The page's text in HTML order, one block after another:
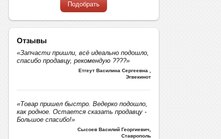
Подобрать
Отзывы
«Запчасти пришли, всё идеально подошло,
спасибо продавцу, рекомендую ????»
Етгеут Василина Сергеевна
Эгвекинот
«Товар пришел быстро. Ведерко подошло,
как родное. Остается сказать продавцу -
Большое спасибо!»
Сысоев Василий Георгиевич,
Ставрополь